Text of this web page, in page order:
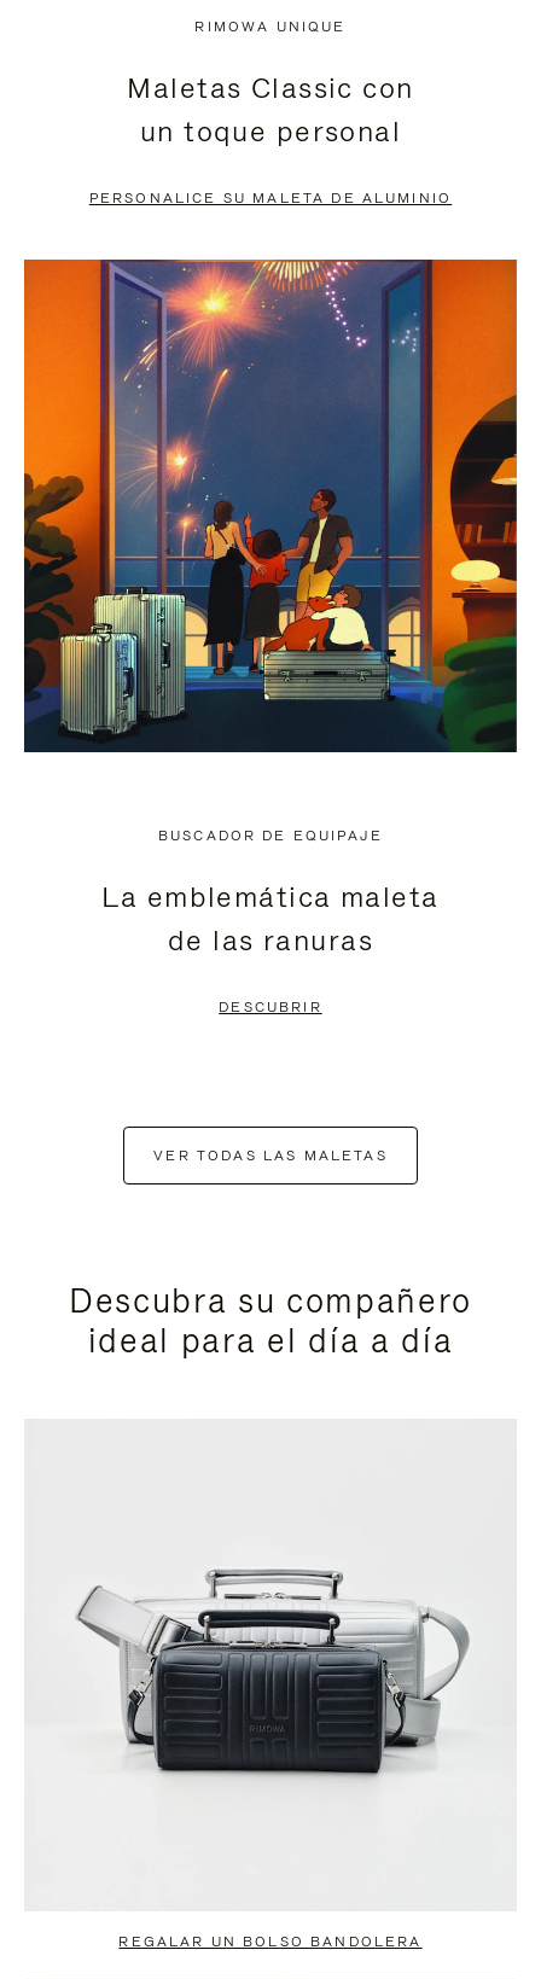
PAUSADO,
PULSE
PARA
ESTÁ
DESACTIVADO:
PULSE
ACTIVARLO.
RIMOWA UNIQUE
Maletas Classic con
un toque personal
PERSONALICE SU MALETA DE ALUMINIO
BUSCADOR DE EQUIPAJE
La emblemática maleta
de las ranuras
DESCUBRIR
VER TODAS LAS MALETAS
Descubra su compañero
ideal para el día a día
REGALAR UN BOLSO BANDOLERA